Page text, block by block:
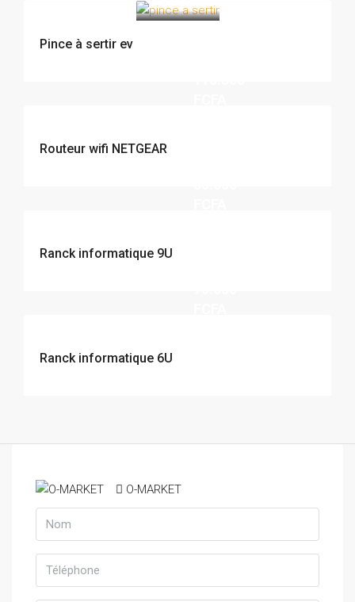
Pince à sertir ev
Routeur wifi NETGEAR
Ranck informatique 9U
Ranck informatique 6U
O-MARKET